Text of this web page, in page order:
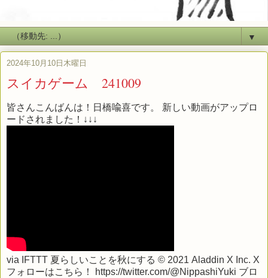
▼
2024年10月10日木曜日
スイカゲーム 241009
皆さんこんばんは！日橋喩喜です。 新しい動画がアップロ
ードされました！↓↓↓
via IFTTT 夏らしいことを秋にする ©︎ 2021 Aladdin X Inc. X
フォローはこちら！ https://twitter.com/@NippashiYuki ブロ